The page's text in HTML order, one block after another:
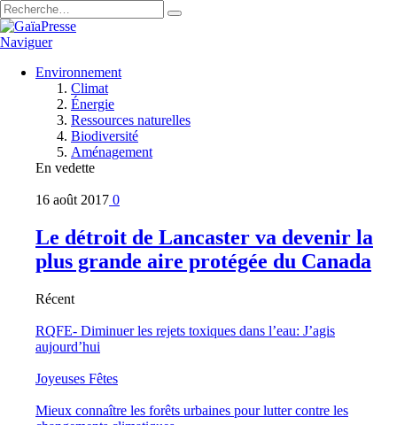
Naviguer
Environnement
Climat
Énergie
Ressources naturelles
Biodiversité
Aménagement
En vedette
16 août 2017 0
Le détroit de Lancaster va devenir la
plus grande aire protégée du Canada
Récent
RQFE- Diminuer les rejets toxiques dans l’eau: J’agis
aujourd’hui
Joyeuses Fêtes
Mieux connaître les forêts urbaines pour lutter contre les